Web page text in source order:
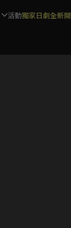
活動獨家日劇全新